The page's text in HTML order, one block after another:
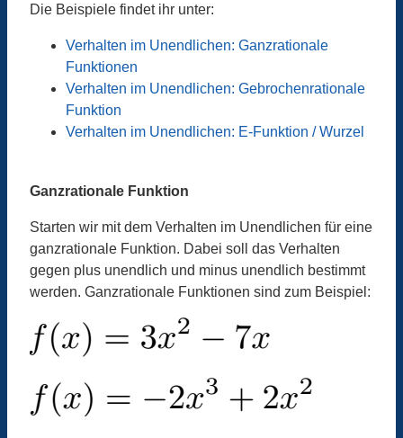
Die Beispiele findet ihr unter:
Verhalten im Unendlichen: Ganzrationale
Funktionen
Verhalten im Unendlichen: Gebrochenrationale
Funktion
Verhalten im Unendlichen: E-Funktion / Wurzel
Ganzrationale Funktion
Starten wir mit dem Verhalten im Unendlichen für eine
ganzrationale Funktion. Dabei soll das Verhalten
gegen plus unendlich und minus unendlich bestimmt
werden. Ganzrationale Funktionen sind zum Beispiel: